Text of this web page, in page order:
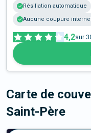
Résiliation automatique
Aucune coupure
4,2sur
Carte de
Saint-Père